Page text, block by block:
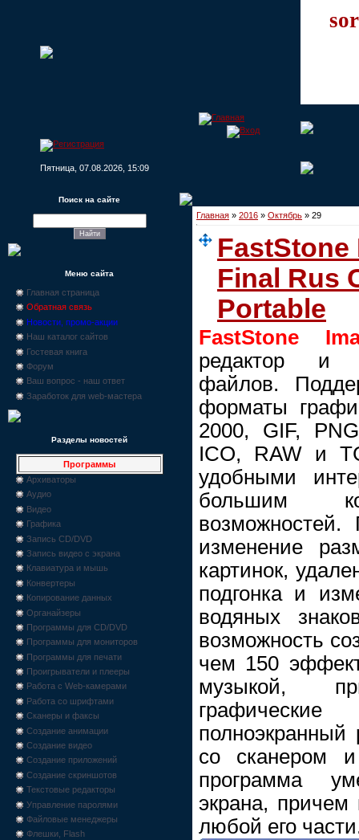
Пятница, 07.08.2026, 15:09
Поиск на сайте
Меню сайта
Главная страница
Обратная связь
Новости, промо-акции
Наш каталог сайтов
Гостевая книга
Форум
Ваш вопрос - наш ответ
Заработок для web-мастера
Разделы новостей
Программы
Архиваторы
Аудио
Видео
Графика
Запись CD/DVD
Запись видео с экрана
Клавиатура и мышь
Конвертеры
Копирование данных
Органайзеры
Программы для CD/DVD
Программы для мониторов
Программы для печати
Проигрыватели и плееры
Работа с Web-камерами
Работа со шрифтами
Сканеры и факсы
Создание анимации
Создание видео
Создание приложений
Создание скриншотов
Текстовые редакторы
Управление паролями
Файловые менеджеры
Флешки, Flash
Главная » 2016 » Октябрь » 29
FastStone
Final Rus
Portable
FastStone
редактор и
файлов.
форматы
2000, GIF,
ICO, RAW и
удобными
большим
возможностей.
изменение
картинок,
подгонка и
водяных
возможность
чем 150
музыкой,
со сканером
программа
экрана, причем
любой его